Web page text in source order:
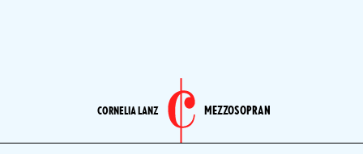
CORNELIA LANZ MEZZOSOPRAN